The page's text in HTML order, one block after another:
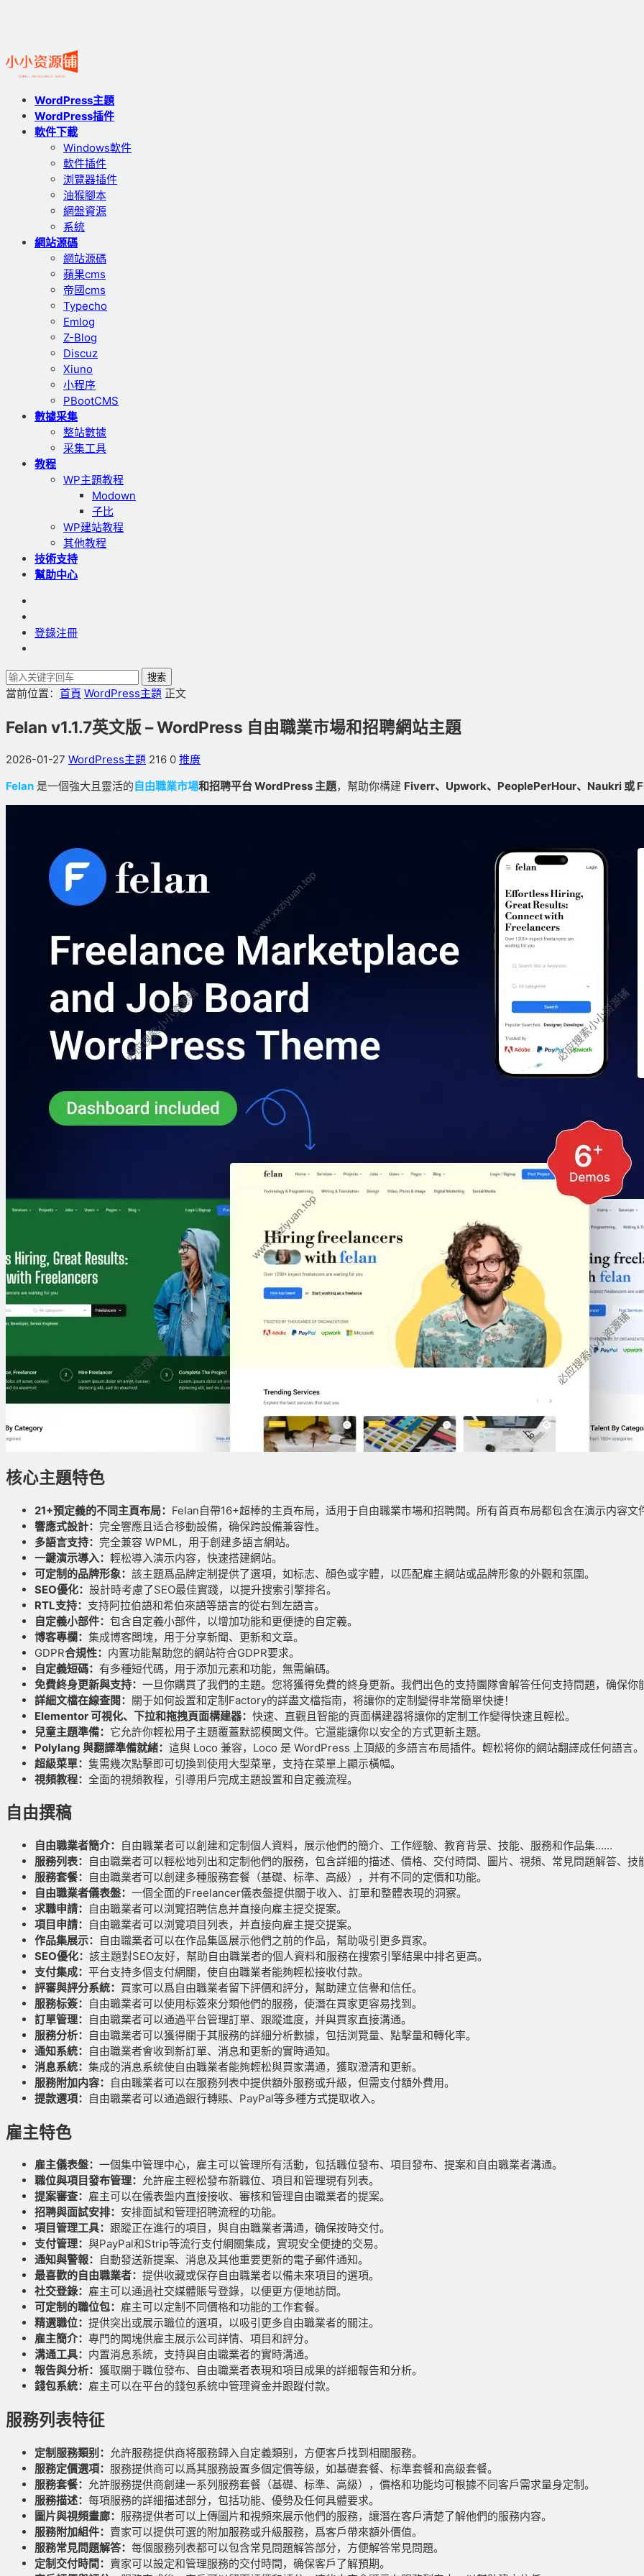
WordPress主題
WordPress插件
軟件下載
Windows軟件
軟件插件
浏覽器插件
油猴腳本
網盤資源
系統
網站源碼
網站源碼
蘋果cms
帝國cms
Typecho
Emlog
Z-Blog
Discuz
Xiuno
小程序
PBootCMS
數據采集
整站數據
采集工具
教程
WP主題教程
Modown
子比
WP建站教程
其他教程
技術支持
幫助中心
登錄注冊
搜索
當前位置： 首頁 WordPress主題 正文
Felan v1.1.7英文版 – WordPress 自由職業市場和招聘網站主題
2026-01-27 WordPress主題 216 0 推廣
Felan 是一個強大且靈活的自由職業市場和招聘平台 WordPress 主題，幫助你構建 Fiverr、Upwork、PeoplePerHour、Naukri 或
核心主題特色
21+預定義的不同主頁布局： Felan自帶16+超棒的主頁布局，适用于自由職業市場和招聘闆。所有首頁布局都包含在演示内容文
響應式設計： 完全響應且适合移動設備，确保跨設備兼容性。
多語言支持： 完全兼容 WPML，用于創建多語言網站。
一鍵演示導入： 輕松導入演示内容，快速搭建網站。
可定制的品牌形象： 該主題爲品牌定制提供了選項，如标志、顔色或字體，以匹配雇主網站或品牌形象的外觀和氛圍。
SEO優化： 設計時考慮了SEO最佳實踐，以提升搜索引擎排名。
RTL支持： 支持阿拉伯語和希伯來語等語言的從右到左語言。
自定義小部件： 包含自定義小部件，以增加功能和更便捷的自定義。
博客專欄： 集成博客闆塊，用于分享新聞、更新和文章。
GDPR合規性： 内置功能幫助您的網站符合GDPR要求。
自定義短碼： 有多種短代碼，用于添加元素和功能，無需編碼。
免費終身更新與支持： 一旦你購買了我們的主題。您将獲得免費的終身更新。我們出色的支持團隊會解答任何支持問題，确保你
詳細文檔在線查閱： 關于如何設置和定制Factory的詳盡文檔指南，将讓你的定制變得非常簡單快捷！
Elementor 可視化、下拉和拖拽頁面構建器： 快速、直觀且智能的頁面構建器将讓你的定制工作變得快速且輕松。
兒童主題準備： 它允許你輕松用子主題覆蓋默認模闆文件。它還能讓你以安全的方式更新主題。
Polylang 與翻譯準備就緒： 這與 Loco 兼容，Loco 是 WordPress 上頂級的多語言布局插件。輕松将你的網站翻譯成任何語言。
超級菜單： 隻需幾次點擊即可切換到使用大型菜單，支持在菜單上顯示橫幅。
視頻教程： 全面的視頻教程，引導用戶完成主題設置和自定義流程。
自由撰稿
自由職業者簡介： 自由職業者可以創建和定制個人資料，展示他們的簡介、工作經驗、教育背景、技能、服務和作品集……
服務列表： 自由職業者可以輕松地列出和定制他們的服務，包含詳細的描述、價格、交付時間、圖片、視頻、常見問題解答、技
服務套餐： 自由職業者可以創建多種服務套餐（基礎、标準、高級），并有不同的定價和功能。
自由職業者儀表盤： 一個全面的Freelancer儀表盤提供關于收入、訂單和整體表現的洞察。
求職申請： 自由職業者可以浏覽招聘信息并直接向雇主提交提案。
項目申請： 自由職業者可以浏覽項目列表，并直接向雇主提交提案。
作品集展示： 自由職業者可以在作品集區展示他們之前的作品，幫助吸引更多買家。
SEO優化： 該主題對SEO友好，幫助自由職業者的個人資料和服務在搜索引擎結果中排名更高。
支付集成： 平台支持多個支付網關，使自由職業者能夠輕松接收付款。
評審與評分系統： 買家可以爲自由職業者留下評價和評分，幫助建立信譽和信任。
服務标簽： 自由職業者可以使用标簽來分類他們的服務，使潛在買家更容易找到。
訂單管理： 自由職業者可以通過平台管理訂單、跟蹤進度，并與買家直接溝通。
服務分析： 自由職業者可以獲得關于其服務的詳細分析數據，包括浏覽量、點擊量和轉化率。
通知系統： 自由職業者會收到新訂單、消息和更新的實時通知。
消息系統： 集成的消息系統使自由職業者能夠輕松與買家溝通，獲取澄清和更新。
服務附加内容： 自由職業者可以在服務列表中提供額外服務或升級，但需支付額外費用。
提款選項： 自由職業者可以通過銀行轉賬、PayPal等多種方式提取收入。
雇主特色
雇主儀表盤： 一個集中管理中心，雇主可以管理所有活動，包括職位發布、項目發布、提案和自由職業者溝通。
職位與項目發布管理： 允許雇主輕松發布新職位、項目和管理現有列表。
提案審查： 雇主可以在儀表盤内直接接收、審核和管理自由職業者的提案。
招聘與面試安排： 安排面試和管理招聘流程的功能。
項目管理工具： 跟蹤正在進行的項目，與自由職業者溝通，确保按時交付。
支付管理： 與PayPal和Strip等流行支付網關集成，實現安全便捷的交易。
通知與警報： 自動發送新提案、消息及其他重要更新的電子郵件通知。
最喜歡的自由職業者： 提供收藏或保存自由職業者以備未來項目的選項。
社交登錄： 雇主可以通過社交媒體賬号登錄，以便更方便地訪問。
可定制的職位包： 雇主可以定制不同價格和功能的工作套餐。
精選職位： 提供突出或展示職位的選項，以吸引更多自由職業者的關注。
雇主簡介： 專門的闆塊供雇主展示公司詳情、項目和評分。
溝通工具： 内置消息系統，支持與自由職業者的實時溝通。
報告與分析： 獲取關于職位發布、自由職業者表現和項目成果的詳細報告和分析。
錢包系統： 雇主可以在平台的錢包系統中管理資金并跟蹤付款。
服務列表特征
定制服務類别： 允許服務提供商将服務歸入自定義類别，方便客戶找到相關服務。
服務定價選項： 服務提供商可以爲其服務設置多個定價等級，如基礎套餐、标準套餐和高級套餐。
服務套餐： 允許服務提供商創建一系列服務套餐（基礎、标準、高級），價格和功能均可根據不同客戶需求量身定制。
服務描述： 每項服務的詳細描述部分，包括功能、優勢及任何具體要求。
圖片與視頻畫廊： 服務提供者可以上傳圖片和視頻來展示他們的服務，讓潛在客戶清楚了解他們的服務内容。
服務附加組件： 賣家可以提供可選的附加服務或升級服務，爲客戶帶來額外價值。
服務常見問題解答： 每個服務列表都可以包含常見問題解答部分，方便解答常見問題。
定制交付時間： 賣家可以設定和管理服務的交付時間，确保客戶了解預期。